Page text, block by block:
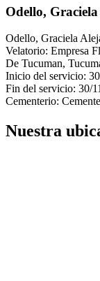
Toggle Conocenos submenu
Odello,
Odello, Graciela
Velatorio: Empresa
De Tucuman,
Inicio del servicio:
Fin del servicio: 30/
Cementerio:
Nuestra